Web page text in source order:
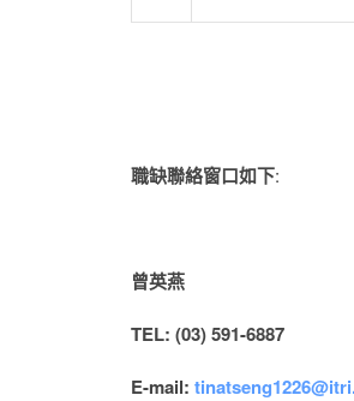
職缺聯絡窗口如下:
曾英燕
TEL: (03) 591-6887
E-mail: